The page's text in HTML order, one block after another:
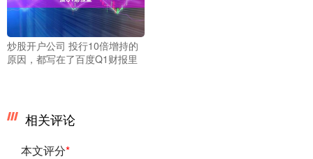
炒股开户公司 投行10倍增持的
原因，都写在了百度Q1财报里
相关评论
本文评分*